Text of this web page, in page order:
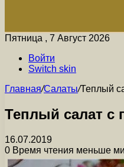
Пятница , 7 Август 2026
Войти
Switch skin
Главная/Салаты/Теплый
Теплый салат с
16.07.2019
0 Время чтения меньше